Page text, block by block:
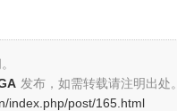
发布，如需转载请注明出处。
index.php/post/165.html